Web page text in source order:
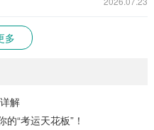
多
解
“考运天花板”！